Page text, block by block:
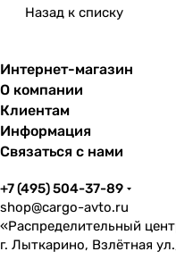
Назад к списку
Интернет-магазин
О компании
Клиентам
Информация
Связаться с нами
+7 (495) 504-37-89
shop@cargo-avto.ru
«Распределительный
г. Лыткарино, Взлётная